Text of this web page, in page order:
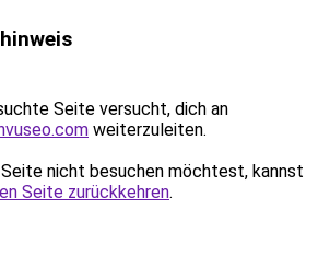
Seite versucht, dich an
weiterzuleiten.
nicht besuchen möchtest, kannst
Seite zurückkehren.